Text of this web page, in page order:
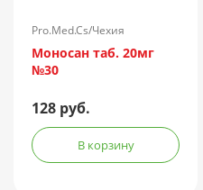
Pro.Med.Cs/Чехия
Моносан таб. 20мг
№30
128 руб.
В корзину